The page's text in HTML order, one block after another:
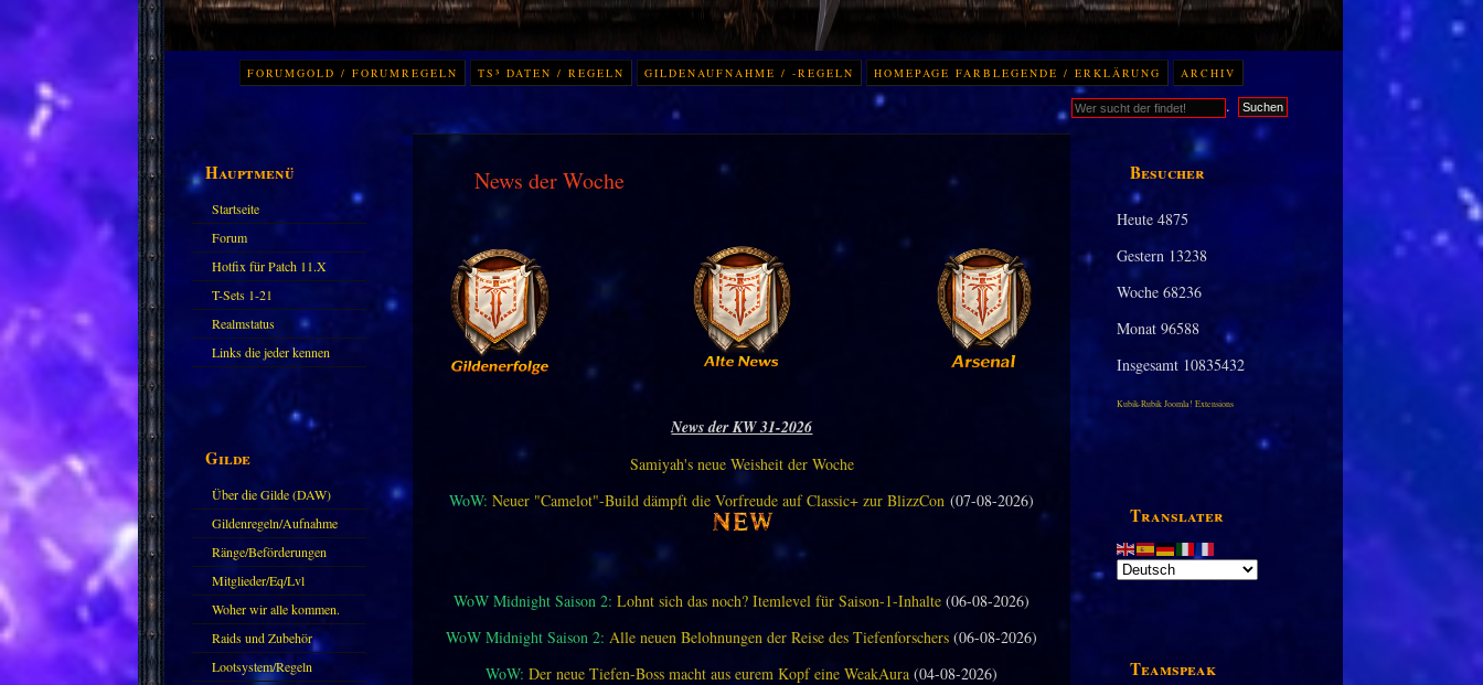
FORUMGOLD / FORUMREGELN TS³ DATEN / REGELN GILDENAUFNAHME / -REGELN HOMEPAGE FARBLEGENDE / ERKLÄRUNG ARCHIV
. Suchen
Hauptmenü
Startseite
Forum
Hotfix für Patch 11.X
T-Sets 1-21
Realmstatus
Links die jeder kennen
Gilde
Über die Gilde (DAW)
Gildenregeln/Aufnahme
Ränge/Beförderungen
Mitglieder/Eq/Lvl
Woher wir alle kommen.
Raids und Zubehör
Lootsystem/Regeln
Besucher
Heute4875
Gestern 13238
Woche68236
Monat96588
Insgesamt 10835432
Kubik-Rubik Joomla! Extensions
Translater
Teamspeak
News der Woche
News der KW 31-2026
Samiyah's neue Weisheit der Woche
WoW: Neuer "Camelot"-Build dämpft die Vorfreude auf Classic+ zur BlizzCon (07-08-2026)
WoW Midnight Saison 2: Lohnt sich das noch? Itemlevel für Saison-1-Inhalte (06-08-2026)
WoW Midnight Saison 2: Alle neuen Belohnungen der Reise des Tiefenforschers (06-08-2026)
WoW:Der neue Tiefen-Boss macht aus eurem Kopf eine WeakAura (04-08-2026)